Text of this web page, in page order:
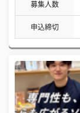
募集人数
申込締切